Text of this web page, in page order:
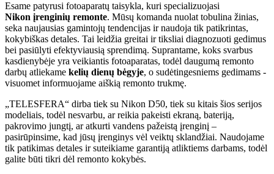
Esame patyrusi fotoaparatų taisykla, kuri specializuojasi
Nikon įrenginių remonte. Mūsų komanda nuolat tobulina žinias,
seka naujausias gamintojų tendencijas ir naudoja tik patikrintas,
kokybiškas detales. Tai leidžia greitai ir tiksliai diagnozuoti gedimus
bei pasiūlyti efektyviausią sprendimą. Suprantame, koks svarbus
kasdienybėje yra veikiantis fotoaparatas, todėl daugumą remonto
darbų atliekame kelių dienų bėgyje, o sudėtingesniems gedimams -
visuomet informuojame aiškią remonto trukmę.
„TELESFERA“ dirba tiek su Nikon D50, tiek su kitais šios serijos
modeliais, todėl nesvarbu, ar reikia pakeisti ekraną, bateriją,
pakrovimo jungtį, ar atkurti vandens pažeistą įrenginį –
pasirūpinsime, kad jūsų įrenginys vėl veiktų sklandžiai. Naudojame
tik patikimas detales ir suteikiame garantiją atliktiems darbams, todėl
galite būti tikri dėl remonto kokybės.